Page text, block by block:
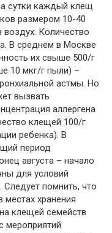
сутки каждый клещ
размером 10-40
Количество
В среднем в Москве
их свыше 500/г
10 мкг/г пыли) –
астмы. Но
вызвать
аллергена
клещей 100/г
ребенка). В
период
августа – начало
для условий
помнить, что
хранения
клещей семейств
мероприятий